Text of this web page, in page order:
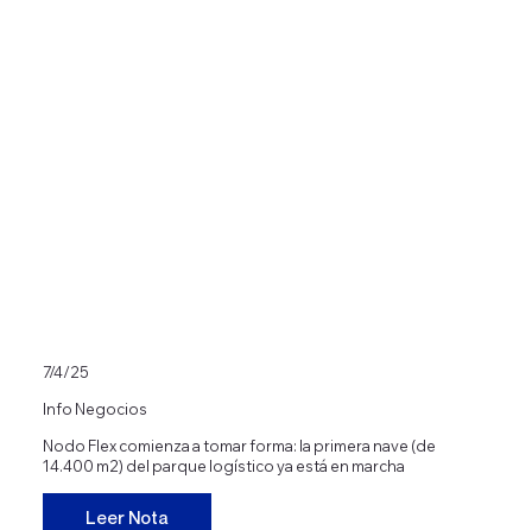
7/4/25
Info Negocios
Nodo Flex comienza a tomar forma: la primera nave (de
14.400 m2) del parque logístico ya está en marcha
Leer Nota